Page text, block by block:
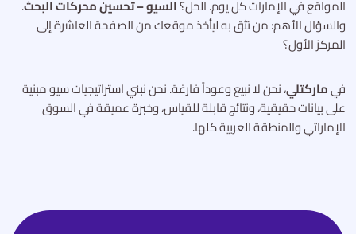
المواقع في الإمارات كل يوم. الحل؟السيو – تحسين محركات البحث.
والسؤال الأهم: من تثق به ليأخذ موقعك من الصفحة العاشرة إلى
المركز الأول؟
فيماركتلي، نحن لا نبيع وعوداً فارغة. نحن نبني استراتيجيات سيو مبنية
على بيانات حقيقية، ونتائج قابلة للقياس، وخبرة عميقة في السوق
الإماراتي والمنطقة العربية كلها.